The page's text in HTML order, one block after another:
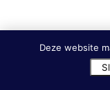
Deze website